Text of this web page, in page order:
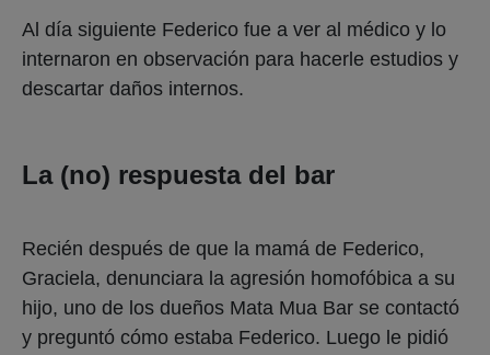
Al día siguiente Federico fue a ver al médico y lo
internaron en observación para hacerle estudios y
descartar daños internos.
La (no) respuesta del bar
Recién después de que la mamá de Federico,
Graciela, denunciara la agresión homofóbica a su
hijo, uno de los dueños Mata Mua Bar se contactó
y preguntó cómo estaba Federico. Luego le pidió